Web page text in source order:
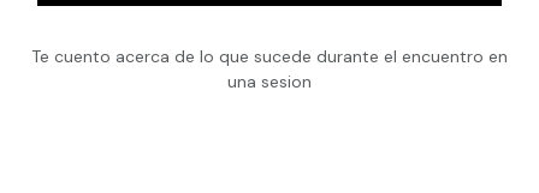
Te cuento acerca de lo que sucede durante el encuentro en
una sesion